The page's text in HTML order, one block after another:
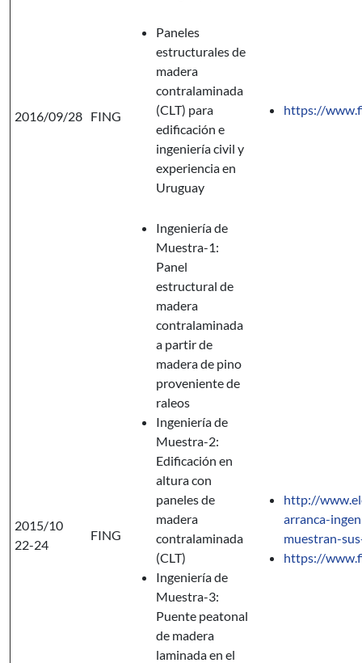
2016/09/28 FING
Paneles
estructurales de
madera
contralaminada
(CLT) para
edificación e
ingeniería civil y
experiencia en
Uruguay
https://
2015/10
22-24
FING
Ingeniería de
Muestra-1:
Panel
estructural de
madera
contralaminada
a partir de
madera de pino
proveniente de
raleos
Ingeniería de
Muestra-2:
Edificación en
altura con
paneles de
madera
contralaminada
(CLT)
Ingeniería de
Muestra-3:
Puente peatonal
de madera
laminada en el
http://
arranca-
muestran-
https://